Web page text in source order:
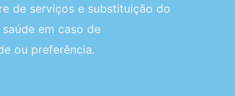
de serviços e substituição do
em caso de
ou preferência.